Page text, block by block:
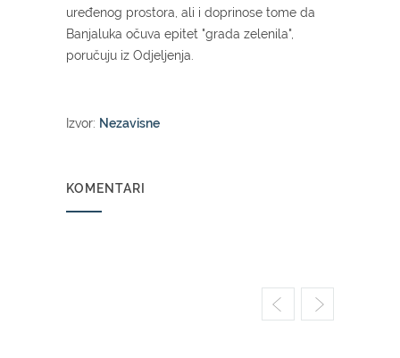
uređenog prostora, ali i doprinose tome da
Banjaluka očuva epitet "grada zelenila",
poručuju iz Odjeljenja.
Izvor: Nezavisne
KOMENTARI